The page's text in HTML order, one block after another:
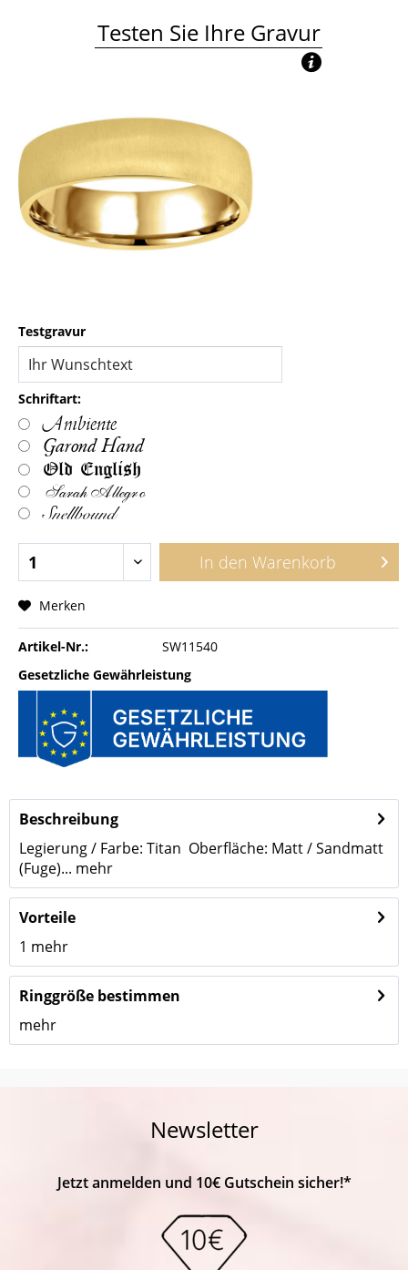
Testen Sie Ihre Gravur
Testgravur
Schriftart:
Ambiente
Garond Hand
Old English
Sarah Allegro
Snellbound
In den Warenkorb
Merken
Artikel-Nr.:
SW11540
Gesetzliche Gewährleistung
Beschreibung
Legierung / Farbe: Titan Oberfläche: Matt / Sandmatt
(Fuge)... mehr
Vorteile
1 mehr
Ringgröße bestimmen
mehr
Newsletter
Jetzt anmelden und 10€ Gutschein sicher!*